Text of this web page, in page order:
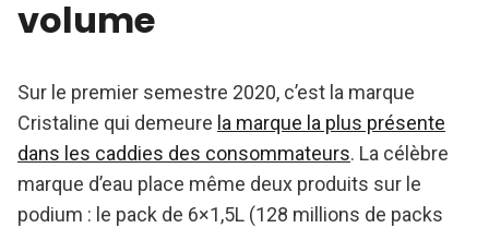
volume
Sur le premier semestre 2020, c’est la marque
Cristaline qui demeure la marque la plus présente
dans les caddies des consommateurs. La célèbre
marque d’eau place même deux produits sur le
podium : le pack de 6×1,5L (128 millions de packs